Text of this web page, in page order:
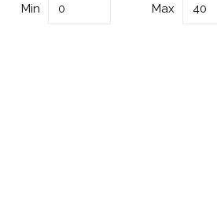
Min Max